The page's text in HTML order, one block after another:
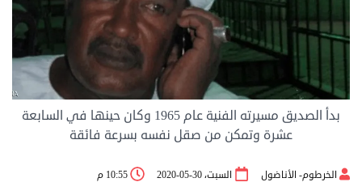
بدأ الصديق مسيرته الفنية عام 1965 وكان حينها في السابعة
عشرة وتمكن من صقل نفسه بسرعة فائقة
الخرطوم- الأناضول السبت، 30-05-2020 10:55 م